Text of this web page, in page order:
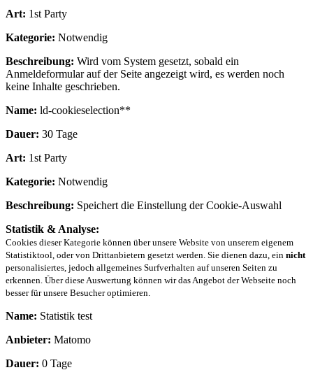
Art: 1st Party
Kategorie: Notwendig
Beschreibung: Wird vom System gesetzt, sobald ein
Anmeldeformular auf der Seite angezeigt wird, es werden noch
keine Inhalte geschrieben.
Name: ld-cookieselection**
Dauer: 30 Tage
Art: 1st Party
Kategorie: Notwendig
Beschreibung: Speichert die Einstellung der Cookie-Auswahl
Statistik & Analyse:
Cookies dieser Kategorie können über unsere Website von unserem eigenem
Statistiktool, oder von Drittanbietern gesetzt werden. Sie dienen dazu, ein nicht
personalisiertes, jedoch allgemeines Surfverhalten auf unseren Seiten zu
erkennen. Über diese Auswertung können wir das Angebot der Webseite noch
besser für unsere Besucher optimieren.
Name: Statistik test
Anbieter: Matomo
Dauer: 0 Tage